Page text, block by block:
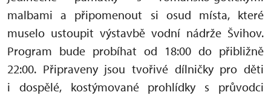
malbami a připomenout si osud místa, které
muselo ustoupit výstavbě vodní nádrže Švihov.
Program bude probíhat od 18:00 do přibližně
22:00. Připraveny jsou tvořivé dílničky pro děti
i dospělé, kostýmované prohlídky s průvodci